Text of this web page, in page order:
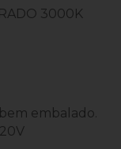
3000K
embalado.